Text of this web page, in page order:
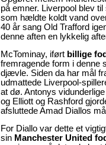
på emner. Liverpool blev
som hældte koldt vand
40 år sang Old Trafford
denne aften en lykkelig
McTominay, iført billige
fremragende form i denne
djævle. Siden da har mål
udmattede Liverpool-
at dø. Antonys
og Elliott og Rashford
afsluttede Amad Diallos
For Diallo var dette et
sin Manchester United